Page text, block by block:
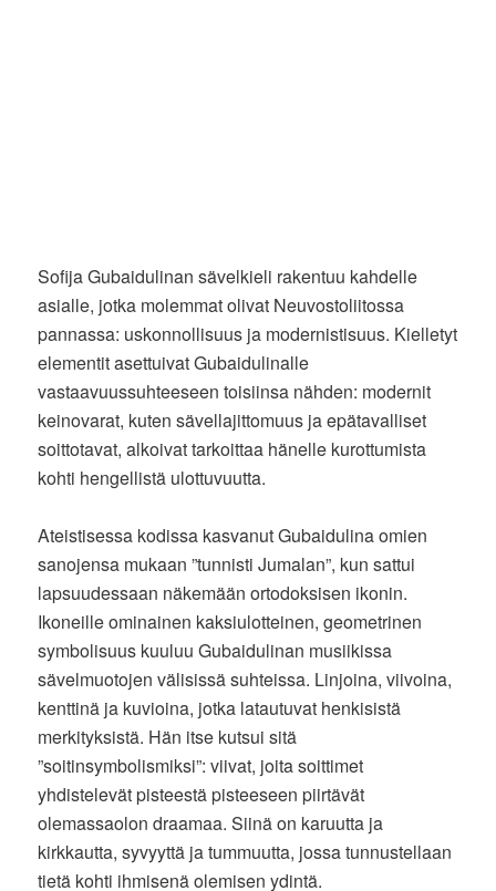
Sofija Gubaidulinan sävelkieli rakentuu kahdelle
asialle, jotka molemmat olivat Neuvostoliitossa
pannassa: uskonnollisuus ja modernistisuus. Kielletyt
elementit asettuivat Gubaidulinalle
vastaavuussuhteeseen toisiinsa nähden: modernit
keinovarat, kuten sävellajittomuus ja epätavalliset
soittotavat, alkoivat tarkoittaa hänelle kurottumista
kohti hengellistä ulottuvuutta.
Ateistisessa kodissa kasvanut Gubaidulina omien
sanojensa mukaan ”tunnisti Jumalan”, kun sattui
lapsuudessaan näkemään ortodoksisen ikonin.
Ikoneille ominainen kaksiulotteinen, geometrinen
symbolisuus kuuluu Gubaidulinan musiikissa
sävelmuotojen välisissä suhteissa. Linjoina, viivoina,
kenttinä ja kuvioina, jotka latautuvat henkisistä
merkityksistä. Hän itse kutsui sitä
”soitinsymbolismiksi”: viivat, joita soittimet
yhdistelevät pisteestä pisteeseen piirtävät
olemassaolon draamaa. Siinä on karuutta ja
kirkkautta, syvyyttä ja tummuutta, jossa tunnustellaan
tietä kohti ihmisenä olemisen ydintä.